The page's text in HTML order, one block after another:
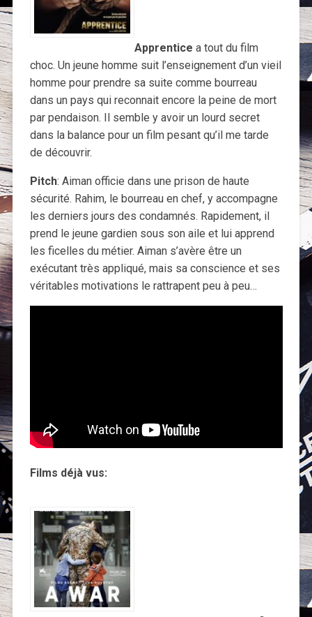
Apprentice a tout du film
choc. Un jeune homme suit l’enseignement d’un vieil
homme pour prendre sa suite comme bourreau
dans un pays qui reconnait encore la peine de mort
par pendaison. Il semble y avoir un lourd secret
dans la balance pour un film pesant qu’il me tarde
de découvrir.
Pitch: Aiman officie dans une prison de haute
sécurité. Rahim, le bourreau en chef, y accompagne
les derniers jours des condamnés. Rapidement, il
prend le jeune gardien sous son aile et lui apprend
les ficelles du métier. Aiman s’avère être un
exécutant très appliqué, mais sa conscience et ses
véritables motivations le rattrapent peu à peu…
Films déjà vus: